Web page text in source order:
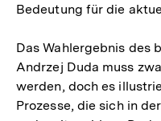
Bedeutung für die
Das Wahlergebnis des
Andrzej Duda muss
werden, doch es
Prozesse, die sich in